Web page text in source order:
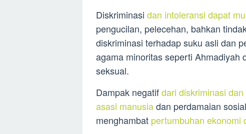
Diskriminasi dan intoleransi dapat
pengucilan, pelecehan, bahkan
diskriminasi terhadap suku asli dan
agama minoritas seperti Ahmadiyah
seksual.
Dampak negatifdari diskriminasi
asasi manusiadan perdamaian
menghambat pertumbuhan ekonomi